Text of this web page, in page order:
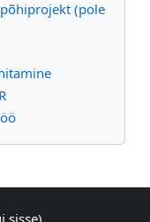
põhiprojekt (pole
sisse)